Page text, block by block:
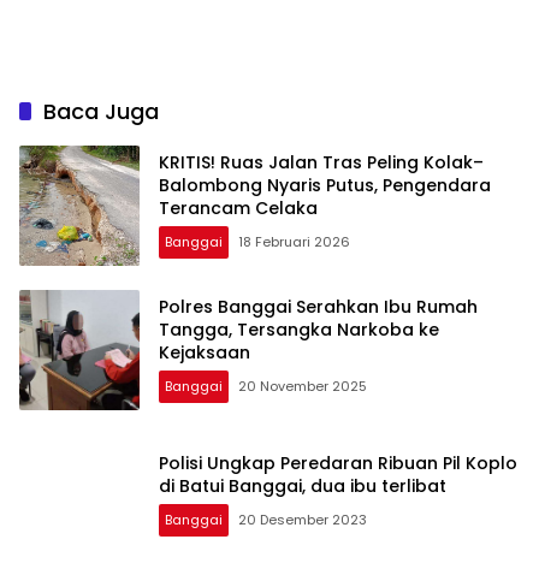
Baca Juga
KRITIS! Ruas Jalan Tras Peling Kolak–
Balombong Nyaris Putus, Pengendara
Terancam Celaka
Banggai 18 Februari 2026
Polres Banggai Serahkan Ibu Rumah
Tangga, Tersangka Narkoba ke
Kejaksaan
Banggai 20 November 2025
Polisi Ungkap Peredaran Ribuan Pil Koplo
di Batui Banggai, dua ibu terlibat
Banggai 20 Desember 2023